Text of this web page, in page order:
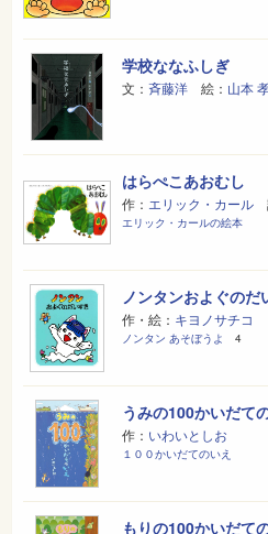
学校ななふしぎ
文： 斉藤洋 絵： 山本
はらぺこあおむし
作： エリック・カール
エリック・カールの絵本
ノンタンおよぐのだ
作・絵： キヨノサチコ
ノンタン あそぼうよ 4
うみの100かいだて
作： いわいとしお
１００かいだてのいえ
もりの100かいだて